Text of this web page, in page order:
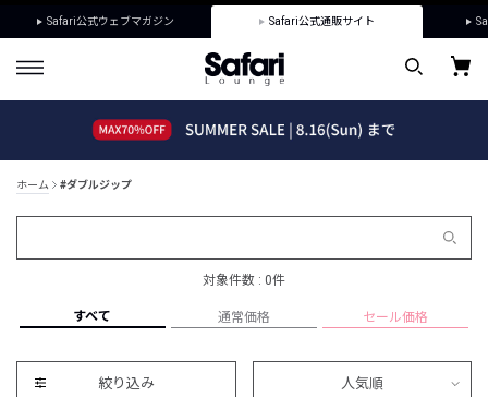
Safari公式ウェブマガジン Safari公式通販サイト
ホーム #ダブルジップ
対象件数 : 0件
すべて 通常価格 セール価格
絞り込み 人気順